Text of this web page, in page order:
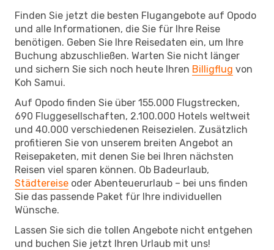
Finden Sie jetzt die besten Flugangebote auf Opodo
und alle Informationen, die Sie für Ihre Reise
benötigen. Geben Sie Ihre Reisedaten ein, um Ihre
Buchung abzuschließen. Warten Sie nicht länger
und sichern Sie sich noch heute Ihren Billigflug von
Koh Samui.
Auf Opodo finden Sie über 155.000 Flugstrecken,
690 Fluggesellschaften, 2.100.000 Hotels weltweit
und 40.000 verschiedenen Reisezielen. Zusätzlich
profitieren Sie von unserem breiten Angebot an
Reisepaketen, mit denen Sie bei Ihren nächsten
Reisen viel sparen können. Ob Badeurlaub,
Städtereise oder Abenteuerurlaub – bei uns finden
Sie das passende Paket für Ihre individuellen
Wünsche.
Lassen Sie sich die tollen Angebote nicht entgehen
und buchen Sie jetzt Ihren Urlaub mit uns!